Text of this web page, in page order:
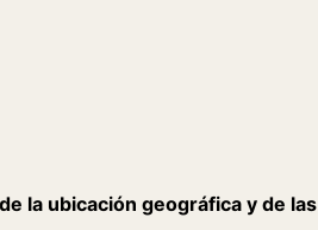
la ubicación geográfica y de